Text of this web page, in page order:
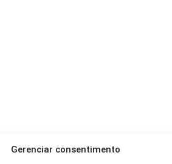
Gerenciar consentimento